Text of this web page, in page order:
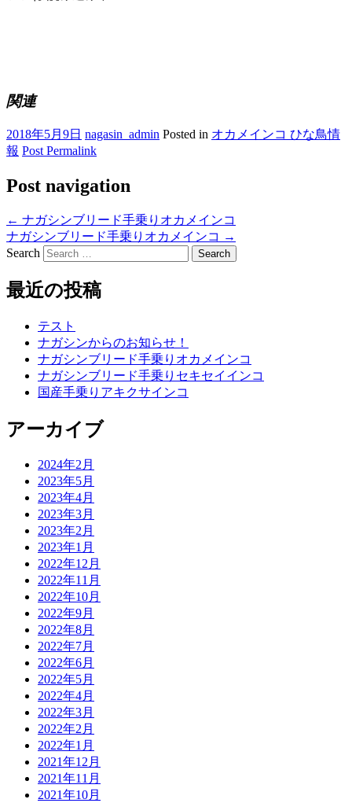
関連
2018年5月9日 nagasin_admin Posted in オカメインコ ひな鳥情
報 Post Permalink
Post navigation
← ナガシンブリード手乗りオカメインコ
ナガシンブリード手乗りオカメインコ →
Search
最近の投稿
テスト
ナガシンからのお知らせ！
ナガシンブリード手乗りオカメインコ
ナガシンブリード手乗りセキセイインコ
国産手乗りアキクサインコ
アーカイブ
2024年2月
2023年5月
2023年4月
2023年3月
2023年2月
2023年1月
2022年12月
2022年11月
2022年10月
2022年9月
2022年8月
2022年7月
2022年6月
2022年5月
2022年4月
2022年3月
2022年2月
2022年1月
2021年12月
2021年11月
2021年10月